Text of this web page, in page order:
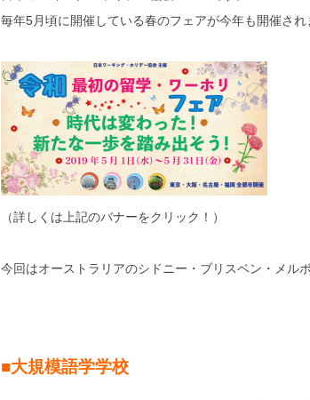
毎年5月頃に開催している春のフェアが今年も開催され
（詳しくは上記のバナーをクリック！）
今回はオーストラリアのシドニー・ブリスベン・メル
■大規模語学学校